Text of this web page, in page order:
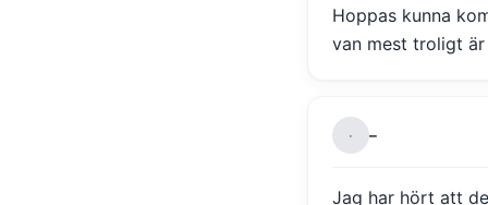
Hoppas kunna
van mest troligt
· –
Jag har hört att